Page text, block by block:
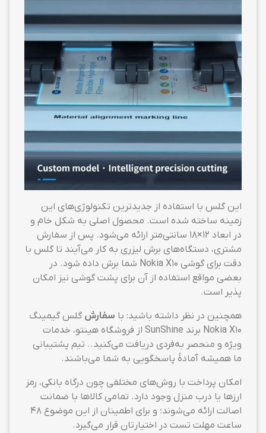
این گلس با استفاده از جدیدترین تکنولوژی‌های این
زمینه ساخته شده است. محصول اصلی به شکل خام و
در ابعاد ۱۲×۱۸ سانتی‌متر ارائه می‌شود. پس از سفارش
مشتری، دستگاه‌های برش لیزری به کار می‌آیند تا گلس با
دقت برای گوشی Nokia X10 شما برش داده شود. در
بعضی مواقع استفاده از آن برای پشت گوشی نیز امکان
پذیر است.
همچنین در نظر داشته باشید: با سفارش گلس گیمینگ
Nokia X10 برند SunShine از فروشگاه هینتو، خدمات
ویژه و منحصر به‌فردی دریافت می‌کنید.. تیم پشتیبانی
ما همیشه آمادهٔ پاسخگویی به شما می‌باشند.
امکان پرداخت با روش‌های مختلفی چون درگاه بانکی، رمز
ارزها یا درب منزل وجود دارد. تمامی کالاها با ضمانت
اصالت ارائه می‌شوند؛ و برای اطمینان از این موضوع ۴۸
ساعت مهلت تست در اختیارتان قرار می‌گیرد.